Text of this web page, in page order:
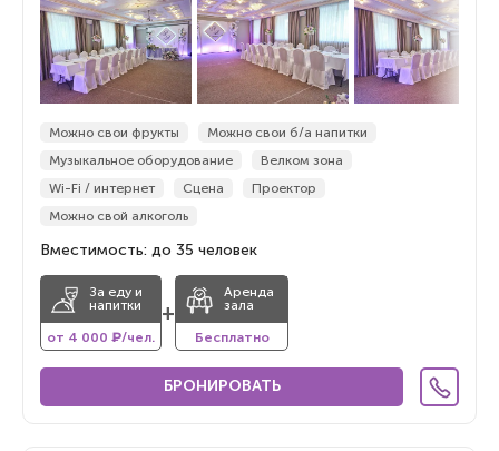
Можно свои фрукты
Можно свои б/а напитки
Музыкальное оборудование
Велком зона
Wi-Fi / интернет
Сцена
Проектор
Можно свой алкоголь
Вместимость: до 35 человек
За еду и
напитки
от 4 000 ₽/чел.
+
Аренда
зала
Бесплатно
БРОНИРОВАТЬ